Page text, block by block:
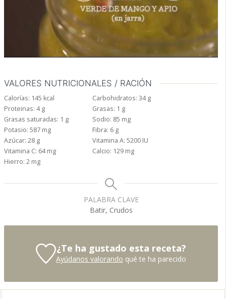
VALORES NUTRICIONALES / RACIÓN
Calorías: 145 kcal Carbohidratos: 34 g
Proteinas: 4 g Grasas: 1 g
Grasas saturadas: 1 g Sodio: 85 mg
Potasio: 587 mg Fibra: 6 g
Azúcar: 28 g Vitamina A: 5200 IU
Vitamina C: 64 mg Calcio: 129 mg
Hierro: 2 mg
PALABRA CLAVE
Batir, Crudos
¿Te ha gustado esta receta?
Ayúdanos valorando qué te ha parecido